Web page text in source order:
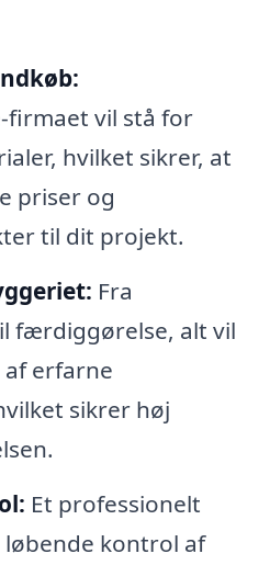
vil stå for
hvilket sikrer, at
priser og
til dit projekt.
Fra
færdiggørelse, alt vil
erfarne
sikrer høj
Et professionelt
kontrol af